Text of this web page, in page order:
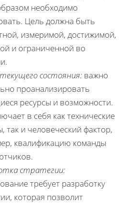
необходимо
Цель должна быть
измеримой, достижимой,
и ограниченной во
состояния: важно
проанализировать
ресурсы и возможности.
в себя как технические
так и человеческий фактор,
квалификацию команды
стратегии:
требует разработку
которая позволит